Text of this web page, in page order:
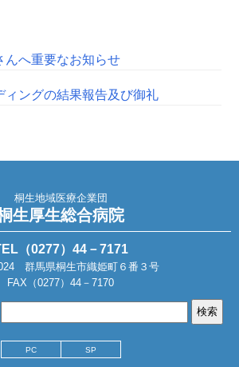
んへ重要なお知らせ
ィングの結果報告及び御礼
桐生地域医療企業団
生厚生総合病院
（0277）44－7171
群馬県桐生市織姫町６番３号
FAX（0277）44－7170
PC SP